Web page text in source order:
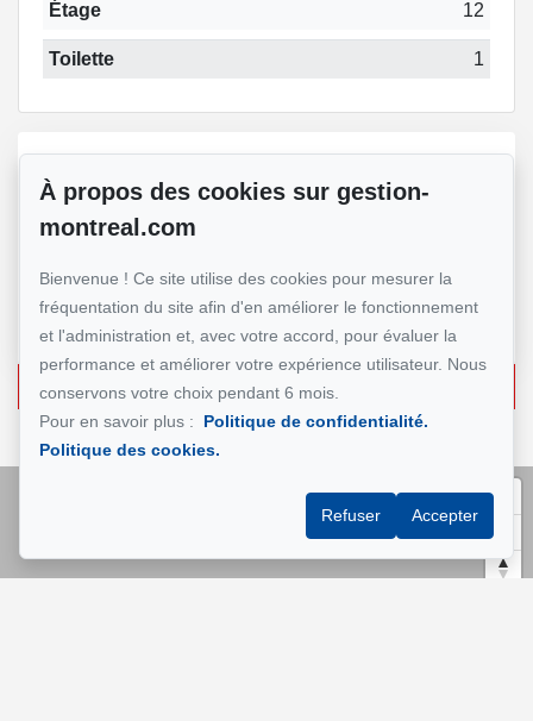
Étage
12
Toilette 1
GESTION MONTRÉAL
Gestionnaire Immobilier
+1 (514) 500-7900
Écrivez-nous un courriel
À propos des cookies sur gestion-
montreal.com
Bienvenue ! Ce site utilise des cookies pour mesurer la
fréquentation du site afin d'en améliorer le fonctionnement
et l'administration et, avec votre accord, pour évaluer la
performance et améliorer votre expérience utilisateur. Nous
conservons votre choix pendant 6 mois.
Pour en savoir plus :
Politique de confidentialité.
Politique des cookies.
Refuser Accepter